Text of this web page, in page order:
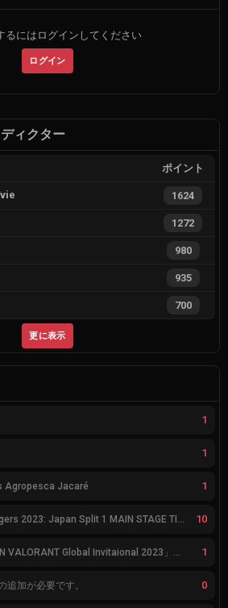
るにはログインしてください
ログイン
ィクター
ポイント
1624
1272
980
935
700
更に表示
1
1
Agropesca Jacaré 1
10
1
追加が必要です。 0